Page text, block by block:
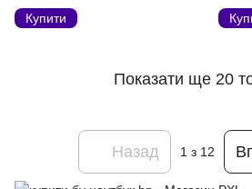
Купити
Показати ще 20
Назад 1 з 12